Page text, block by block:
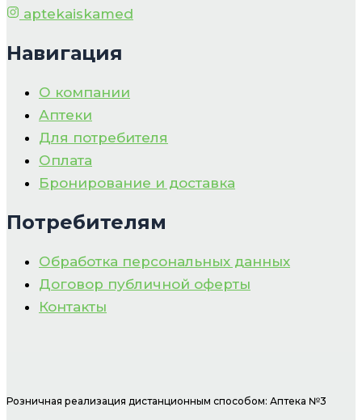
aptekaiskamed
Навигация
О компании
Аптеки
Для потребителя
Оплата
Бронирование и доставка
Потребителям
Обработка персональных данных
Договор публичной оферты
Контакты
Розничная реализация дистанционным способом: Аптека №3